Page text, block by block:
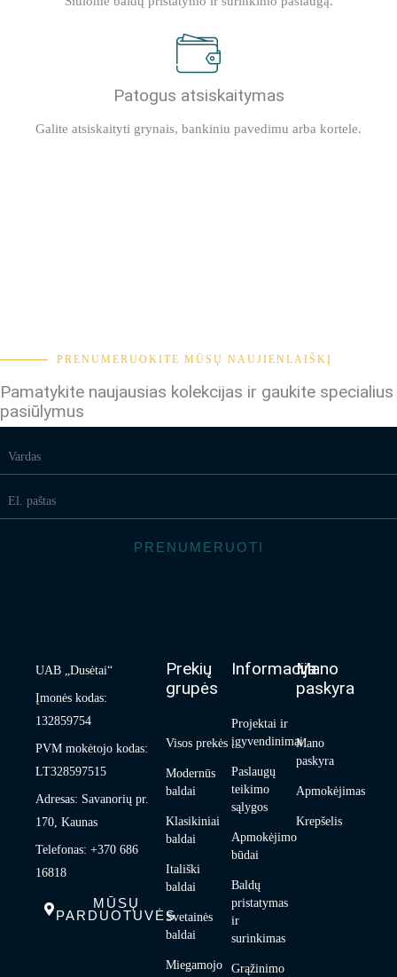
Patogus atsiskaitymas
Galite atsiskaityti grynais, bankiniu pavedimu arba kortele.
PRENUMERUOKITE MŪSŲ NAUJIENLAIŠKĮ
Pamatykite naujausias kolekcijas ir gaukite specialius
pasiūlymus
PRENUMERUOTI
UAB „Dusėtai“
Įmonės kodas:
132859754
PVM mokėtojo kodas:
LT328597515
Adresas: Savanorių pr.
170, Kaunas
Telefonas: +370 686
16818
MŪSŲ
PARDUOTUVĖS
Prekių
grupės
Visos prekės
Modernūs
baldai
Klasikiniai
baldai
Itališki
baldai
Svetainės
baldai
Miegamojo
Informacija
Projektai ir
įgyvendinimai
Paslaugų
teikimo
sąlygos
Apmokėjimo
būdai
Baldų
pristatymas
ir
surinkimas
Grąžinimo
Mano
paskyra
Mano
paskyra
Apmokėjimas
Krepšelis